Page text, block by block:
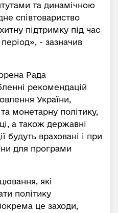
та динамічною
співтовариство
підтримку під час
- зазначив
Рада
рекомендацій
України,
монетарну політику,
а також державні
будуть враховані і при
для програми
які
політику
це заходи,